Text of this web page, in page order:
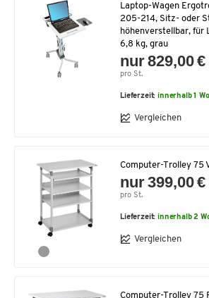
Laptop-Wagen
205-214, Sitz- oder
höhenverstellbar, für
6,8 kg, grau
nur 829,00 €
pro St.
Lieferzeit:innerhalb 1
Vergleichen
Computer-Trolley 75
nur 399,00 €
pro St.
Lieferzeit:innerhalb 2
Vergleichen
Computer-Trolley 75